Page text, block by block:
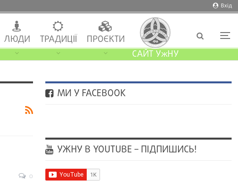
Вхід
ЛЮДИ ТРАДИЦІЇ
ПРОЄКТИ
САЙТ УжНУ
0
МИ У FACEBOOK
УЖНУ В YOUTUBE – ПІДПИШИСЬ!